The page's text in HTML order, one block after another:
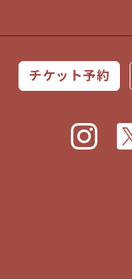
チケット予約